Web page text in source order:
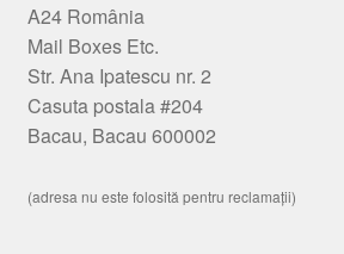
A24 România
Mail Boxes Etc.
Str. Ana Ipatescu nr. 2
Casuta postala #204
Bacau, Bacau 600002
(adresa nu este folosită pentru reclamații)